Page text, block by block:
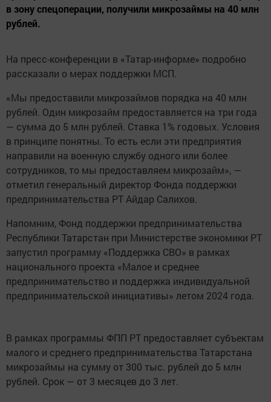
в зону спецоперации, получили микрозаймы на 40 млн
рублей.
На пресс-конференции в «Татар-информе» подробно
рассказали о мерах поддержки МСП.
«Мы предоставили микрозаймов порядка на 40 млн
рублей. Один микрозайм предоставляется на три года
— сумма до 5 млн рублей. Ставка 1% годовых. Условия
в принципе понятны. То есть если эти предприятия
направили на военную службу одного или более
сотрудников, то мы предоставляем микрозайм», —
отметил генеральный директор Фонда поддержки
предпринимательства РТ Айдар Салихов.
Напомним, Фонд поддержки предпринимательства
Республики Татарстан при Министерстве экономики РТ
запустил программу «Поддержка СВО» в рамках
национального проекта «Малое и среднее
предпринимательство и поддержка индивидуальной
предпринимательской инициативы» летом 2024 года.
В рамках программы ФПП РТ предоставляет субъектам
малого и среднего предпринимательства Татарстана
микрозаймы на сумму от 300 тыс. рублей до 5 млн
рублей. Срок — от 3 месяцев до 3 лет.